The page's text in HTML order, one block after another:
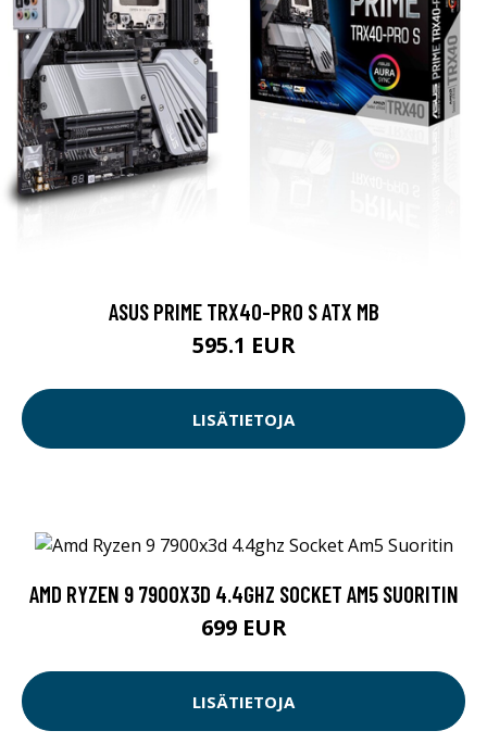
ASUS PRIME TRX40-PRO S ATX MB
595.1 EUR
LISÄTIETOJA
AMD RYZEN 9 7900X3D 4.4GHZ SOCKET AM5 SUORITIN
699 EUR
LISÄTIETOJA